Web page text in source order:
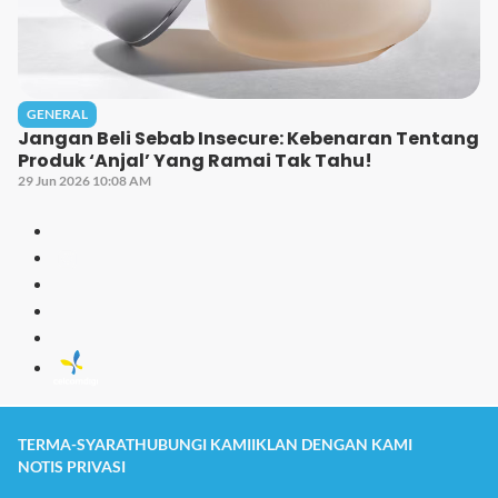
GENERAL
Jangan Beli Sebab Insecure: Kebenaran Tentang
Produk ‘Anjal’ Yang Ramai Tak Tahu!
29 Jun 2026 10:08 AM
TERMA-SYARATHUBUNGI KAMIIKLAN DENGAN KAMI
NOTIS PRIVASI